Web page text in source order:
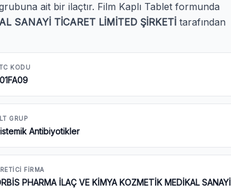
ait bir ilaçtır. Film Kaplı Tablet formunda
SANAYİ TİCARET LİMİTED ŞİRKETİ tarafından
KODU
GRUP
Antibiyotikler
FIRMA
PHARMA İLAÇ VE KİMYA KOZMETİK MEDİKAL SANAYİ